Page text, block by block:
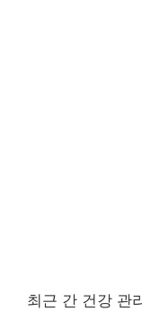
최근 간 건강 관